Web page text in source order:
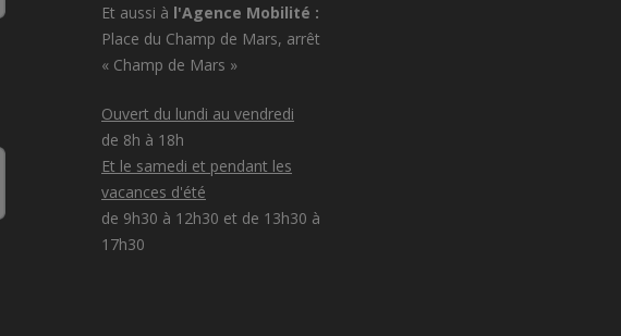
Et aussi à l'Agence Mobilité :
Place du Champ de Mars, arrêt
« Champ de Mars »
Ouvert du lundi au vendredi
de 8h à 18h
Et le samedi et pendant les
vacances d'été
de 9h30 à 12h30 et de 13h30 à
17h30